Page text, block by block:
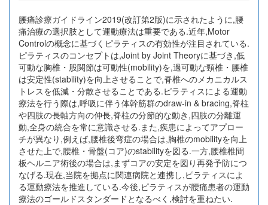
腰痛診療ガイドライン2019(改訂第2版)に示されたように,腰
痛治療の選択肢として運動療法は重要である.近年,Motor
Controlの概念に基づくピラティスの有効性が注目されている.
ピラティスのコンセプトは,Joint by Joint Theoryに基づき,低
可動な胸椎・股関節は可動性(mobility)を,過可動な頸椎・腰椎
は安定性(stability)を向上させることで,脊椎へのメカニカルス
トレスを低減・分散させることである.ピラティスによる運動
療法を行う際は,呼吸に伴う体幹筋群のdraw-in & bracing,脊柱
や四肢の長軸方向の伸長,脊柱の分節的な動き,四肢の分離運
動,全身の統合を常に意識させる.また,疾患によってアプロー
チが異なり,例えば,腰椎後弯症の場合は,胸椎のmobilityを向上
させた上で,腰椎・骨盤(コア)のstabilityを図る.一方,腰椎椎間
板ヘルニア術後の場合は,まずコアの安定を図り再発予防につ
なげる.現在,当院を拠点に関連病院と連携し,ピラティスによ
る運動療法を推進している.今後,ピラティスが腰痛患者の運動
療法のゴールドスタンダードとなるべく,検討を重ねたい.